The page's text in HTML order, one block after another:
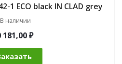
1 ECO black IN CLAD grey
В наличии
181,00 ₽